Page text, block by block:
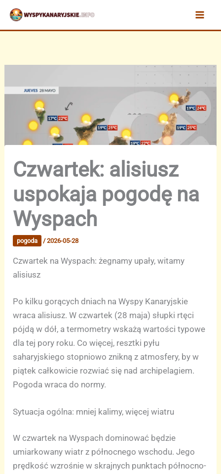
Przejdź
treści
Czwartek: alisiusz
uspokaja pogodę na
Wyspach
pogoda /2026-05-28
Czwartek na Wyspach: żegnamy upały, witamy
alisiusz
Po kilku gorących dniach na Wyspy Kanaryjskie
wraca alisiusz. W czwartek (28 maja) słupki rtęci
pójdą w dół, a termometry wskażą wartości typowe
dla tej pory roku. Co więcej, resztki pyłu
saharyjskiego stopniowo znikną z atmosfery, by w
piątek całkowicie rozwiać się nad archipelagiem.
Pogoda wraca do normy.
Sytuacja ogólna: mniej kalimy, więcej wiatru
W czwartek na Wyspach dominować będzie
umiarkowany wiatr z północnego wschodu. Jego
prędkość wzrośnie w skrajnych punktach północno-